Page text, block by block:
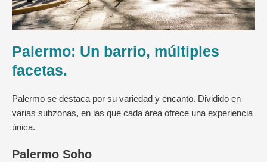
Palermo: Un barrio, múltiples
facetas.
Palermo se destaca por su variedad y encanto. Dividido en
varias subzonas, en las que cada área ofrece una experiencia
única.
Palermo Soho